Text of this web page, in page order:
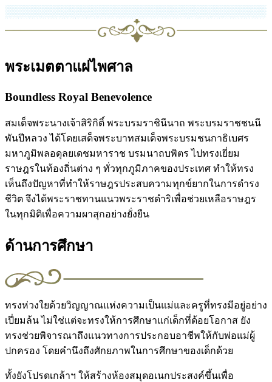
พระเมตตาแผ่ไพศาล
Boundless Royal Benevolence
สมเด็จพระนางเจ้าสิริกิติ์ พระบรมราชินีนาถ พระบรมราชชนนี
พันปีหลวง ได้โดยเสด็จพระบาทสมเด็จพระบรมชนกาธิเบศร
มหาภูมิพลอดุลยเดชมหาราช บรมนาถบพิตร ไปทรงเยี่ยม
ราษฎรในท้องถิ่นต่าง ๆ ทั่วทุกภูมิภาคของประเทศ ทำให้ทรง
เห็นถึงปัญหาที่ทำให้ราษฎรประสบความทุกข์ยากในการดำรง
ชีวิต จึงได้พระราชทานแนวพระราชดำริเพื่อช่วยเหลือราษฎร
ในทุกมิติเพื่อความผาสุกอย่างยั่งยืน
ด้านการศึกษา
ทรงห่วงใยด้วยวิญญาณแห่งความเป็นแม่และครูที่ทรงมีอยู่อย่าง
เปี่ยมล้น ไม่ใช่แต่จะทรงให้การศึกษาแก่เด็กที่ด้อยโอกาส ยัง
ทรงช่วยพิจารณาถึงแนวทางการประกอบอาชีพให้กับพ่อแม่ผู้
ปกครอง โดยคำนึงถึงศักยภาพในการศึกษาของเด็กด้วย
ทั้งยังโปรดเกล้าฯ ให้สร้างห้องสมุดอเนกประสงค์ขึ้นเพื่อ